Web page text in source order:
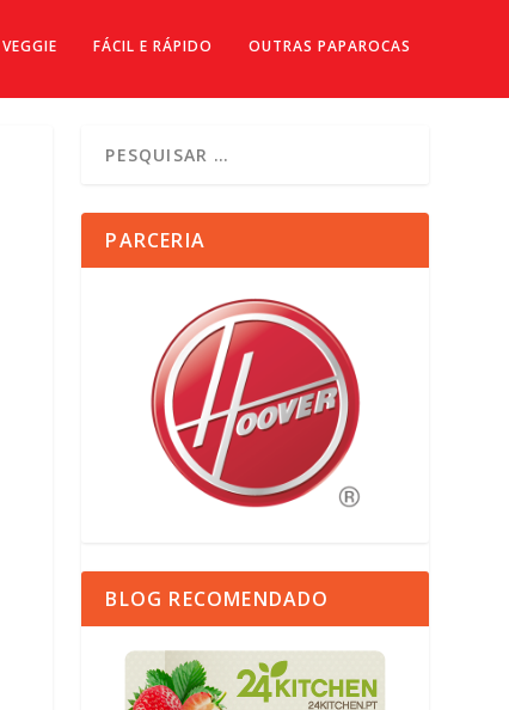
VEGGIE FÁCIL E RÁPIDO OUTRAS PAPAROCAS
PARCERIA
BLOG RECOMENDADO